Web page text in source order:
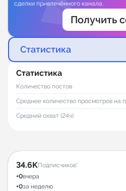
сделки привлечённого канала.
Получить
Статистика
Статистика
Количество постов
Среднее количество просмотров на
Средний охват (24ч)
34.6KПодписчиков*
+0вчера
+0за неделю